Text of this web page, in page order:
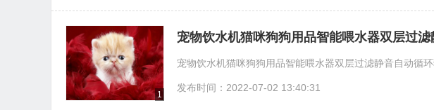
1
宠物饮水机猫咪狗狗用品智能喂水器双层过
宠物饮水机猫咪狗狗用品智能喂水器双层过滤静音自动循
发布时间：2022-07-02 13:40:31